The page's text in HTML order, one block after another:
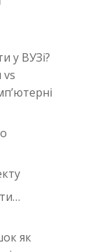
у ВУЗі?
vs
як